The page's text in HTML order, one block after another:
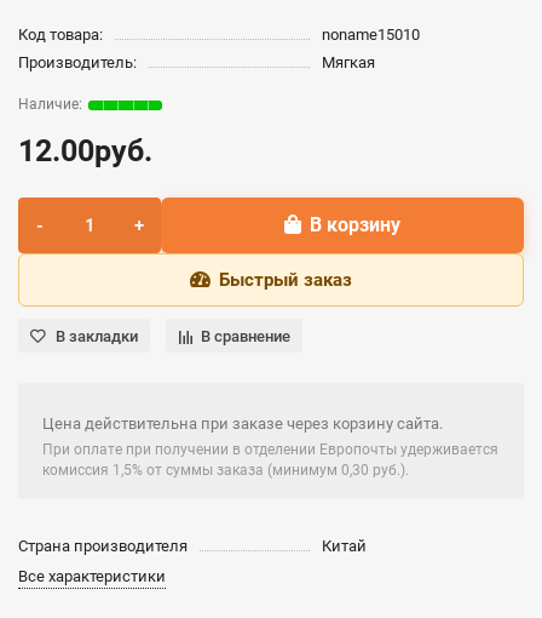
Код товара:
noname15010
Производитель:
Мягкая
12.00руб.
В корзину
Быстрый заказ
В закладки В сравнение
Цена действительна при заказе через корзину сайта.
При оплате при получении в отделении Европочты удерживается
комиссия 1,5% от суммы заказа (минимум 0,30 руб.).
Страна производителя
Китай
Все характеристики